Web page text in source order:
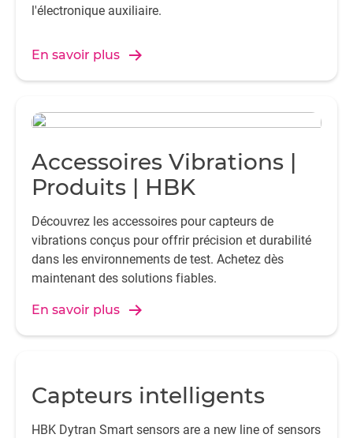
l'électronique auxiliaire.
En savoir plus
Accessoires Vibrations |
Produits | HBK
Découvrez les accessoires pour capteurs de
vibrations conçus pour offrir précision et durabilité
dans les environnements de test. Achetez dès
maintenant des solutions fiables.
En savoir plus
Capteurs intelligents
HBK Dytran Smart sensors are a new line of sensors